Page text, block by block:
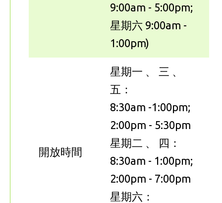
9:00am - 5:00pm;
星期六 9:00am -
1:00pm)
開放時間
星期一 、 三 、
五：
8:30am -1:00pm;
2:00pm - 5:30pm
星期二 、 四：
8:30am - 1:00pm;
2:00pm - 7:00pm
星期六：